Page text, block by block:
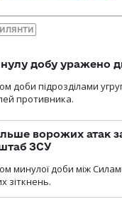
добу уражено
доби підрозділами
противника.
ворожих атак
ЗСУ
минулої доби між
зіткнень.